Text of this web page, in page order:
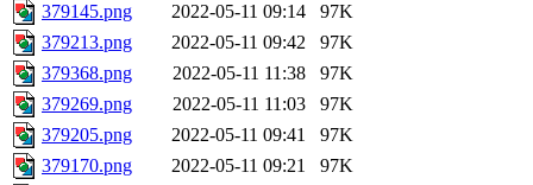
379145.png
2022-05-11 09:14
97K
379213.png
2022-05-11 09:42
97K
379368.png
2022-05-11 11:38
97K
379269.png
2022-05-11 11:03
97K
379205.png
2022-05-11 09:41
97K
379170.png
2022-05-11 09:21
97K